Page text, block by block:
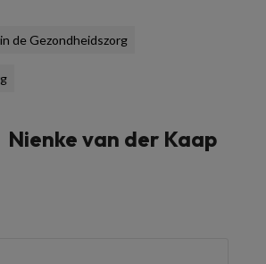
de Gezondheidszorg
Nienke van der Kaap